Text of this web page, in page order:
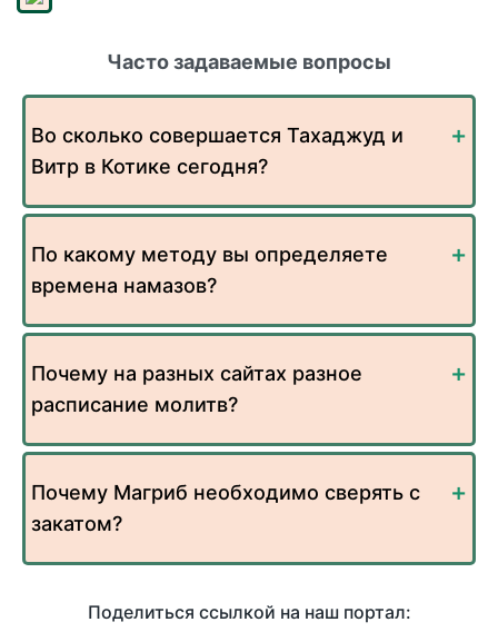
Часто задаваемые вопросы
Во сколько совершается Тахаджуд и
Витр в Котике сегодня?
По какому методу вы определяете
времена намазов?
Почему на разных сайтах разное
расписание молитв?
Почему Магриб необходимо сверять с
закатом?
Поделиться ссылкой на наш портал: